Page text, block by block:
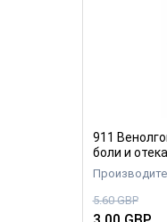
911
боли и
5.60 GBP